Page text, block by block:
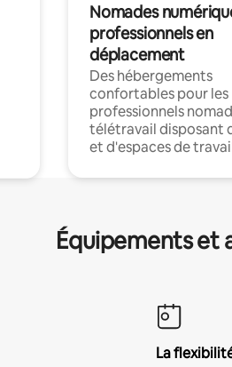
Nomades
professionnels en
déplacement
Des hébergements
confortables pour les
professionnels
télétravail disposant
et d'espaces de
Équipements et
La